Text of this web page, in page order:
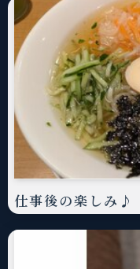
仕事後の楽しみ♪